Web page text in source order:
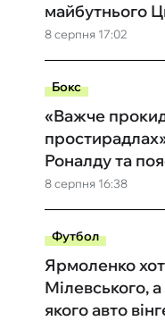
8 серпня 17:02
майбутнього
Бокс
8 серпня 16:38
«Важче
Роналду та
Футбол
Ярмоленко
Мілевського,
якого авто